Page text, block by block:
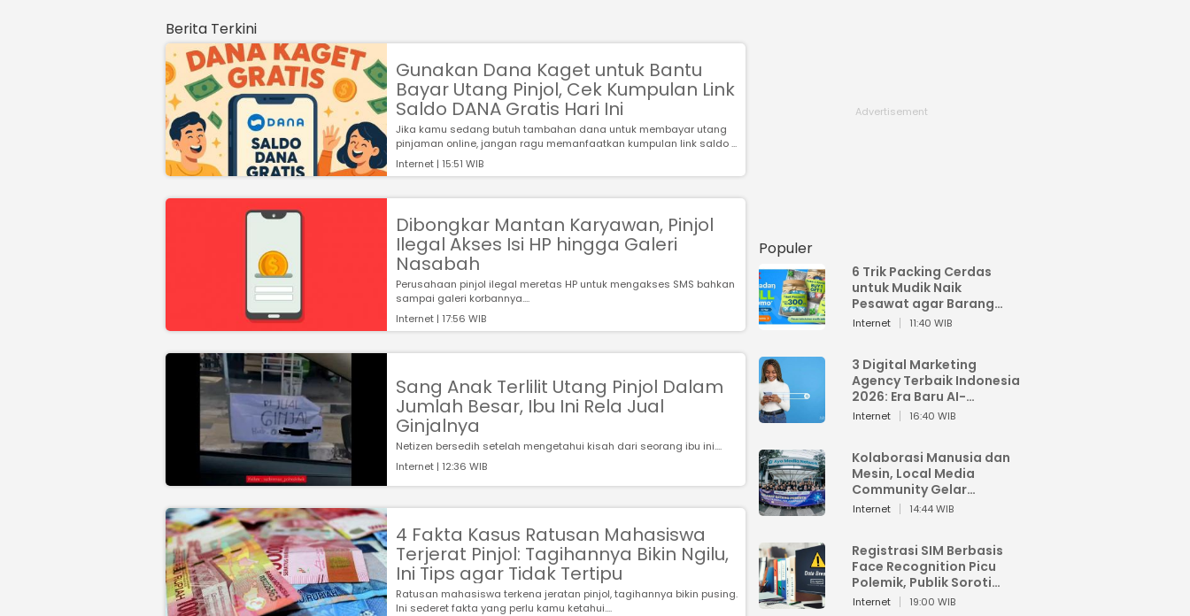
Berita Terkini
Gunakan Dana Kaget untuk Bantu
Bayar Utang Pinjol, Cek Kumpulan Link
Saldo DANA Gratis Hari Ini
Jika kamu sedang butuh tambahan dana untuk membayar utang
pinjaman online, jangan ragu memanfaatkan kumpulan link saldo ...
Internet | 15:51 WIB
Dibongkar Mantan Karyawan, Pinjol
Ilegal Akses Isi HP hingga Galeri
Nasabah
Perusahaan pinjol ilegal meretas HP untuk mengakses SMS bahkan
sampai galeri korbannya....
Internet | 17:56 WIB
Sang Anak Terlilit Utang Pinjol Dalam
Jumlah Besar, Ibu Ini Rela Jual
Ginjalnya
Netizen bersedih setelah mengetahui kisah dari seorang ibu ini....
Internet | 12:36 WIB
4 Fakta Kasus Ratusan Mahasiswa
Terjerat Pinjol: Tagihannya Bikin Ngilu,
Ini Tips agar Tidak Tertipu
Ratusan mahasiswa terkena jeratan pinjol, tagihannya bikin pusing.
Ini sederet fakta yang perlu kamu ketahui....
Populer
6 Trik Packing Cerdas
untuk Mudik Naik
Pesawat agar Barang
Tidak Over Bagasi
Internet 11:40 WIB
3 Digital Marketing
Agency Terbaik Indonesia
2026: Era Baru AI-
Powered Marketing
Internet 16:40 WIB
Kolaborasi Manusia dan
Mesin, Local Media
Community Gelar
Workshop Google AI
Internet 14:44 WIB
Registrasi SIM Berbasis
Face Recognition Picu
Polemik, Publik Soroti
Risiko Kebocoran Data
Internet 19:00 WIB